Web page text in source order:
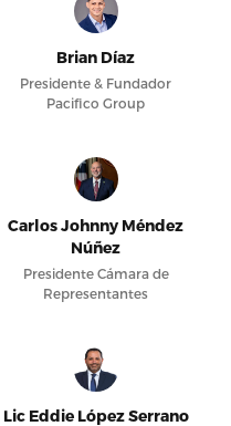
Brian Díaz
Presidente & Fundador
Pacifico Group
Carlos Johnny Méndez
Núñez
Presidente Cámara de
Representantes
Lic Eddie López Serrano